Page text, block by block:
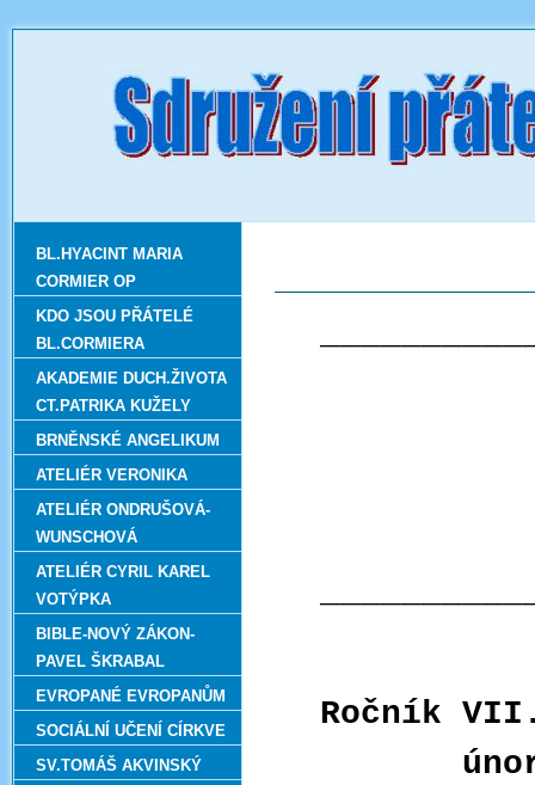
únor
BL.HYACINT MARIA
CORMIER OP
KDO JSOU PŘÁTELÉ
BL.CORMIERA
AKADEMIE DUCH.ŽIVOTA
CT.PATRIKA KUŽELY
BRNĚNSKÉ ANGELIKUM
ATELIÉR VERONIKA
ATELIÉR ONDRUŠOVÁ-
WUNSCHOVÁ
ATELIÉR CYRIL KAREL
VOTÝPKA
BIBLE-NOVÝ ZÁKON-
PAVEL ŠKRABAL
EVROPANÉ EVROPANŮM
SOCIÁLNÍ UČENÍ CÍRKVE
SV.TOMÁŠ AKVINSKÝ